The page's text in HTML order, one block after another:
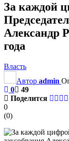
За каждой
Александр
года
Власть
Автор admin
0
49
Поделится
0
(0)